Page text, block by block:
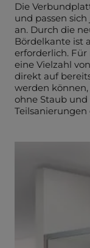
Die
und passen
an. Durch die
Bördelkante ist
erforderlich.
eine Vielzahl
direkt auf
werden
ohne Staub
Teilsanierungen